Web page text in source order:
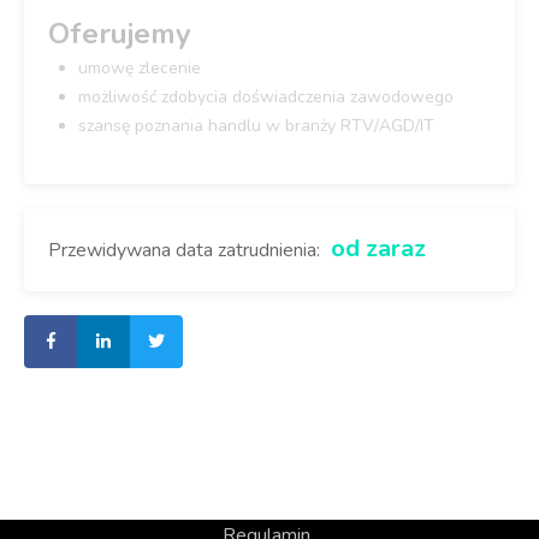
Oferujemy
umowę zlecenie
możliwość zdobycia doświadczenia zawodowego
szansę poznania handlu w branży RTV/AGD/IT
Przewidywana data zatrudnienia: od zaraz